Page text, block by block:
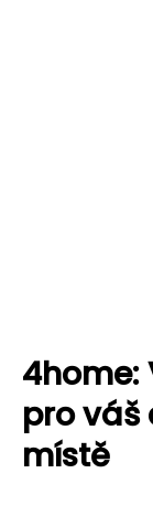
4home:
pro váš
místě